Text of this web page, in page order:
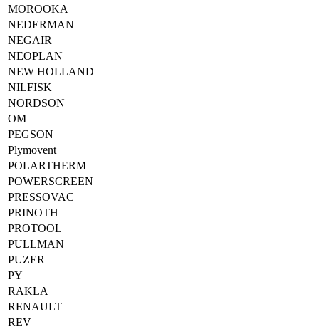
MOROOKA
NEDERMAN
NEGAIR
NEOPLAN
NEW HOLLAND
NILFISK
NORDSON
OM
PEGSON
Plymovent
POLARTHERM
POWERSCREEN
PRESSOVAC
PRINOTH
PROTOOL
PULLMAN
PUZER
PY
RAKLA
RENAULT
REV